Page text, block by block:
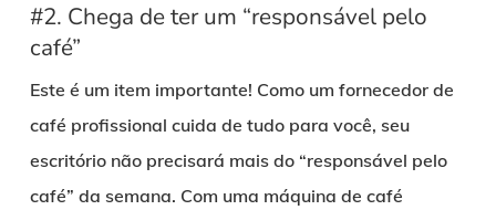
#2. Chega de ter um “responsável pelo
café”
Este é um item importante! Como um fornecedor de
café profissional cuida de tudo para você, seu
escritório não precisará mais do “responsável pelo
café” da semana. Com uma máquina de café